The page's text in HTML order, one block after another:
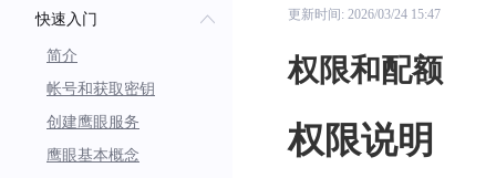
快速入门
简介
帐号和获取密钥
创建鹰眼服务
鹰眼基本概念
更新时间: 2026/03/24 15:47
权限和配额
权限说明